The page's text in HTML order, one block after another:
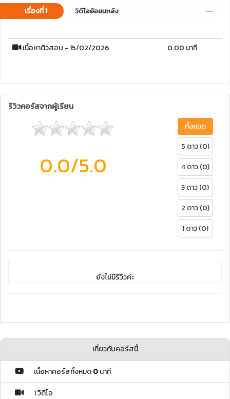
เรื่องที่ 1 วิดีโอย้อยนหลัง
เนื้อหาติวสอบ - 15/02/2026 0.00 นาที
รีวิวคอร์สจากผู้เรียน
0.0/5.0
ทั้งหมด
5 ดาว (0)
4 ดาว (0)
3 ดาว (0)
2 ดาว (0)
1 ดาว (0)
ยังไม่มีรีวิวค่ะ
เกี่ยวกับคอร์สนี้
เนื้อหาคอร์สทั้งหมด0นาที
1 วิดีโอ